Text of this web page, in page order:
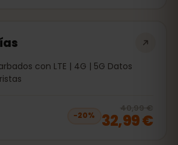
con LTE | 4G | 5G Datos
−20%
40,99 €
32,99 €